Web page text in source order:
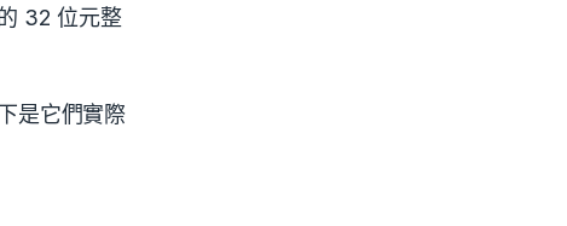
32 位元整
是它們實際